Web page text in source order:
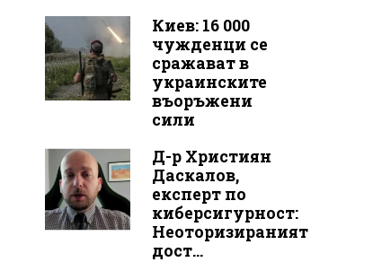
Киев: 16 000
чужденци се
сражават в
украинските
въоръжени
сили
Д-р Християн
Даскалов,
експерт по
киберсигурност:
Неоторизираният
дост...